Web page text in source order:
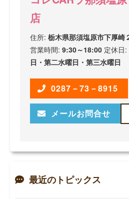
店
住所: 栃木県那須塩原市下厚崎
営業時間: 9:30～18:00 定休日:
日・第二水曜日・第三水曜日
0287－73－8915
メールお問合せ
最近のトピックス